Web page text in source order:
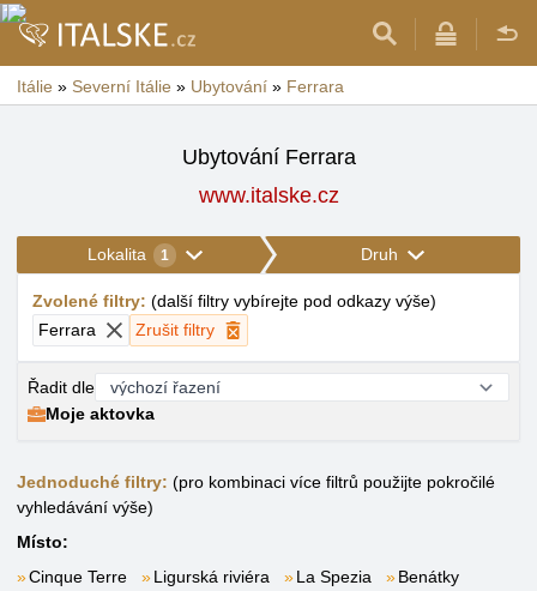
Itálie » Severní Itálie » Ubytování » Ferrara
Ubytování Ferrara
www.italske.cz
Lokalita 1 Druh
Zvolené filtry: (další filtry vybírejte pod odkazy výše)
Ferrara
Zrušit filtry
Řadit dle
Moje aktovka
Jednoduché filtry: (pro kombinaci více filtrů použijte pokročilé
vyhledávání výše)
Místo:
Cinque Terre
Ligurská riviéra La Spezia
Benátky